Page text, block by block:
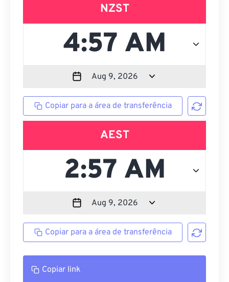
NZST
Copiar para a área de transferência
AEST
Copiar para a área de transferência
Copiar link